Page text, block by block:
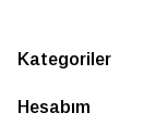
Kategoriler
Hesabım